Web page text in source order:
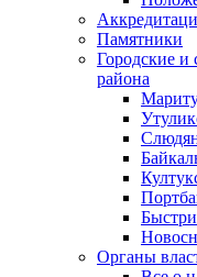
Памятники
Городские и
района
Органы